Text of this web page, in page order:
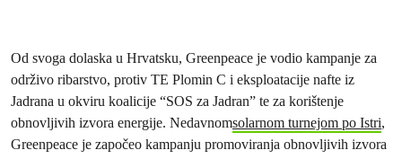
Od svoga dolaska u Hrvatsku, Greenpeace je vodio kampanje za
održivo ribarstvo, protiv TE Plomin C i eksploatacije nafte iz
Jadrana u okviru koalicije “SOS za Jadran” te za korištenje
obnovljivih izvora energije. Nedavnomsolarnom turnejom po Istri,
Greenpeace je započeo kampanju promoviranja obnovljivih izvora